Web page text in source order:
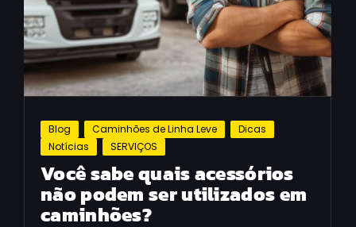
Blog Caminhões de Linha Leve
Dicas
Notícias
SERVIÇOS
Você sabe quais acessórios
não podem ser utilizados em
caminhões?